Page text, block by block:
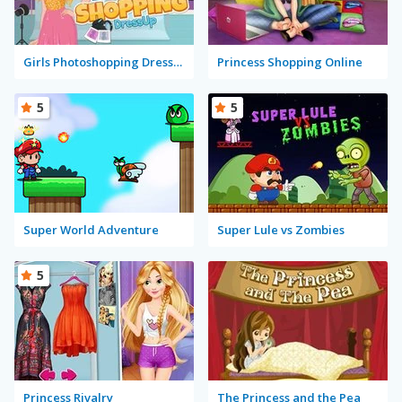
Girls Photoshopping Dressup Princess Shopping Online
Super World Adventure
5
Super Lule vs Zombies
5
Princess Rivalry
5
The Princess and the Pea